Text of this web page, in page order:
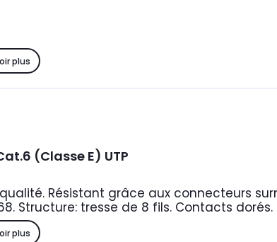
plus
(Classe E) UTP
Résistant grâce aux connecteurs
Structure: tresse de 8 fils. Contacts dorés.
plus